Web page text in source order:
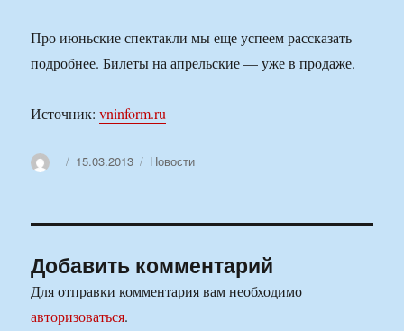
Про июньские спектакли мы еще успеем рассказать
подробнее. Билеты на апрельские — уже в продаже.
Источник:vninform.ru
АвторОпубликовано
15.03.2013 Рубрики
Новости
Добавить комментарий
Для отправки комментария вам необходимо
авторизоваться.